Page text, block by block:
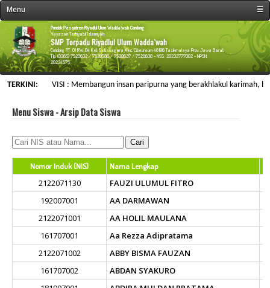
Menu
☰
« Beranda
Profil Sekolah
Fasilitas Sekolah
Kegiatan Sekolah
Data Personalia
Informasi
Galeri & Arsip
Kontak Kami
Pondok Pesantren Riyadlul Ulum Wadda`wah Condong
Yayasan Tarbiyatul Islamiyah
SMP Terpadu Riyadlul Ulum Wadda`wah
Condong RT. 01 RW. 04 Kel. Setianegara Kec. Cibeureum 46196 Tasikmalaya Prov. Jawa Barat
Tlp. (0265) 7520632 / 7520586 / 7520637 / 7520630 - NSS: 20232777002 - NPSN:
20224575
TERKINI: VISI : Membangun insan paripurna yang berakhlakul karimah,
Menu Siswa - Arsip Data Siswa
Nomor Induk (NIS) Nama Lengkap
2122071130 FAUZI ULUMUL FITRO
192007001
AA DARMAWAN
2122071001
AA HOLIL MAULANA
161707001
Aa Rezza Adipratama
2122071002
ABBY BISMA FAUZAN
161707002
ABDAN SYAKURO